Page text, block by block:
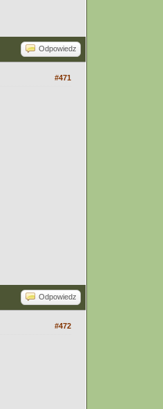
Odpowiedz
#471
Odpowiedz
#472